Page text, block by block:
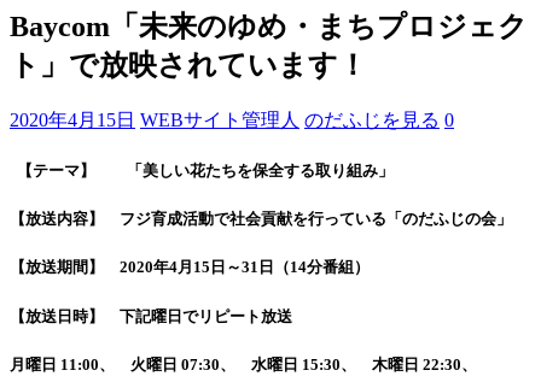
Baycom「未来のゆめ・まちプロジェク
ト」で放映されています！
2020年4月15日 WEBサイト管理人 のだふじを見る 0
【テーマ】 「美しい花たちを保全する取り組み」
【放送内容】 フジ育成活動で社会貢献を行っている「のだふじの会」
【放送期間】 2020年4月 15 日～31 日（14分番組）
【放送日時】 下記曜日でリピート放送
月曜日 11:00、 火曜日 07:30、 水曜日 15:30、 木曜日 22:30、